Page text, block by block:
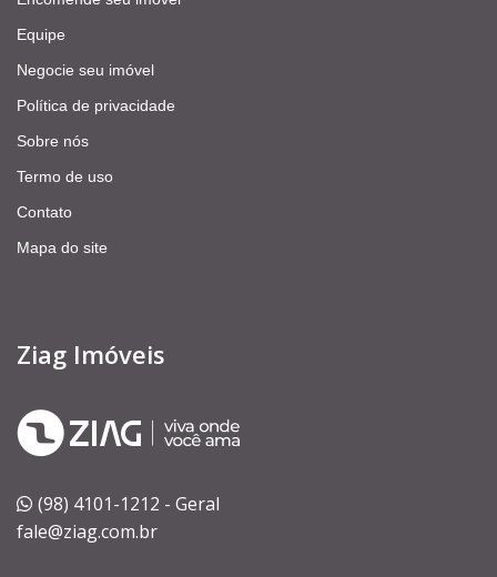
Equipe
Negocie seu imóvel
Política de privacidade
Sobre nós
Termo de uso
Contato
Mapa do site
Ziag Imóveis
(98) 4101-1212 - Geral
fale@ziag.com.br